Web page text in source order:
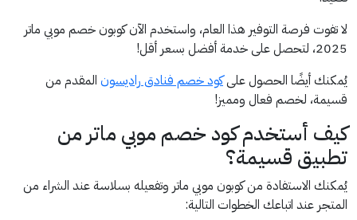
لا تفوت فرصة التوفير هذا العام، واستخدم الآن كوبون خصم موبي ماتر
2025، لتحصل على خدمة أفضل بسعر أقل!
يُمكنك أيضًا الحصول علىكود خصم فنادق راديسون المقدم من
قسيمة، لخصم فعال ومميز!
كيف أستخدم كود خصم موبي ماتر من
تطبيق قسيمة؟
يُمكنك الاستفادة من كوبون موبي ماتر وتفعيله بسلاسة عند الشراء من
المتجر عند اتباعك الخطوات التالية: